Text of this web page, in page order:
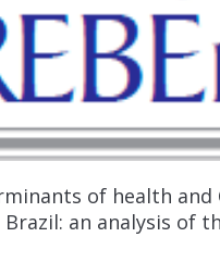
of health and
an analysis of